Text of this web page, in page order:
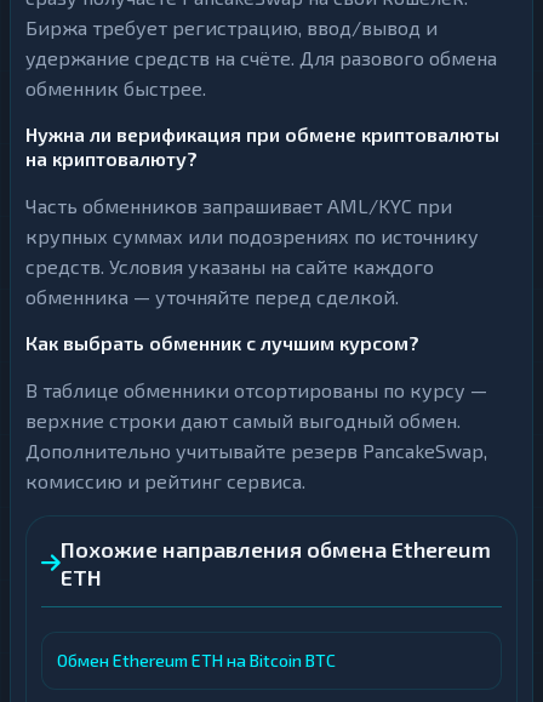
Биржа требует регистрацию, ввод/вывод и
удержание средств на счёте. Для разового обмена
обменник быстрее.
Нужна ли верификация при обмене криптовалюты
на криптовалюту?
Часть обменников запрашивает AML/KYC при
крупных суммах или подозрениях по источнику
средств. Условия указаны на сайте каждого
обменника — уточняйте перед сделкой.
Как выбрать обменник с лучшим курсом?
В таблице обменники отсортированы по курсу —
верхние строки дают самый выгодный обмен.
Дополнительно учитывайте резерв PancakeSwap,
комиссию и рейтинг сервиса.
Похожие направления обмена Ethereum
ETH
Обмен Ethereum ETH на Bitcoin BTC